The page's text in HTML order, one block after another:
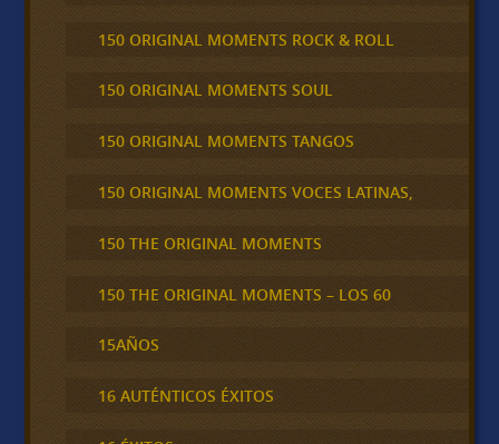
150 ORIGINAL MOMENTS ROCK & ROLL
150 ORIGINAL MOMENTS SOUL
150 ORIGINAL MOMENTS TANGOS
150 ORIGINAL MOMENTS VOCES LATINAS,
150 THE ORIGINAL MOMENTS
150 THE ORIGINAL MOMENTS – LOS 60
15AÑOS
16 AUTÉNTICOS ÉXITOS